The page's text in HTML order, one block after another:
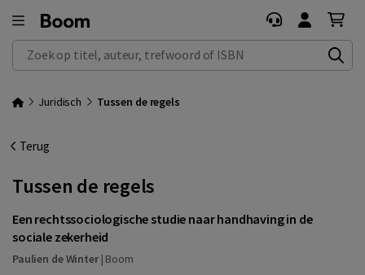
Zoek op titel, auteur, trefwoord of ISBN
Juridisch Tussen de regels
Terug
Tussen de regels
Een rechtssociologische studie naar handhaving in de
sociale zekerheid
Paulien de Winter| Boom